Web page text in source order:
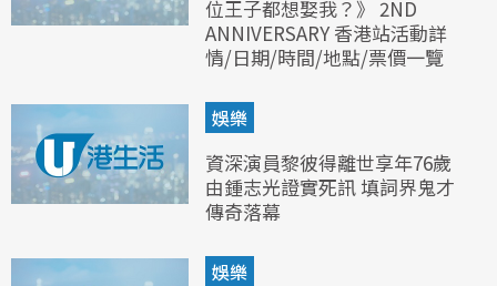
位王子都想娶我？》 2ND
ANNIVERSARY 香港站活動詳
情/日期/時間/地點/票價一覽
娛樂
資深演員黎彼得離世享年76歲
由鍾志光證實死訊 填詞界鬼才
傳奇落幕
娛樂